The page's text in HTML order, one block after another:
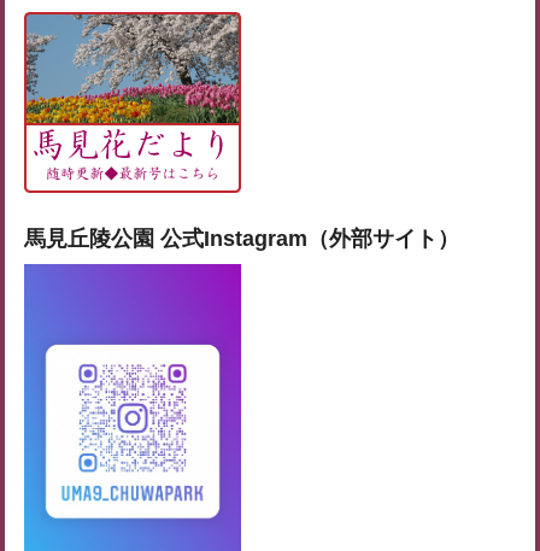
馬見丘陵公園 公式Instagram（外部サイト）